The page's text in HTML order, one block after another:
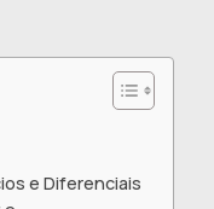
e Diferenciais